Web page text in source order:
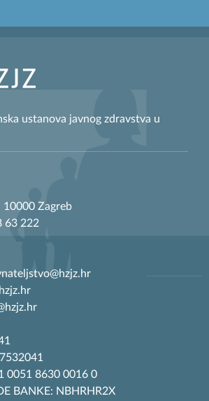
ustanova javnog zdravstva u
10000 Zagreb
63 222
0051 8630 0016 0
BANKE: NBHRHR2X